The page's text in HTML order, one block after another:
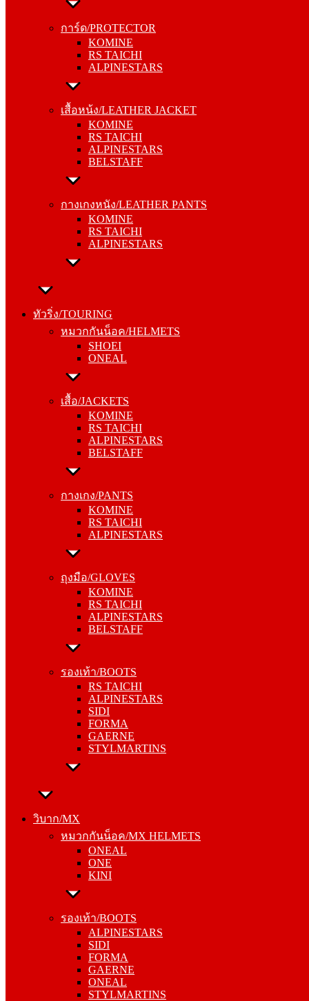
การ์ด/PROTECTOR
KOMINE
RS TAICHI
ALPINESTARS
เสื้อหน้ง/LEATHER JACKET
KOMINE
RS TAICHI
ALPINESTARS
BELSTAFF
กางเกงหนัง/LEATHER PANTS
KOMINE
RS TAICHI
ALPINESTARS
ทัวริ่ง/TOURING
หมวกกันน็อค/HELMETS
SHOEI
ONEAL
เสื้อ/JACKETS
KOMINE
RS TAICHI
ALPINESTARS
BELSTAFF
กางเกง/PANTS
KOMINE
RS TAICHI
ALPINESTARS
ถุงมือ/GLOVES
KOMINE
RS TAICHI
ALPINESTARS
BELSTAFF
รองเท้า/BOOTS
RS TAICHI
ALPINESTARS
SIDI
FORMA
GAERNE
STYLMARTINS
วิบาก/MX
หมวกกันน็อค/MX HELMETS
ONEAL
ONE
KINI
รองเท้า/BOOTS
ALPINESTARS
SIDI
FORMA
GAERNE
ONEAL
STYLMARTINS
การ์ด/PROTECTOR
RS TAICHI
ALPINESTARS
เสื้อหน้ง/LEATHER JACKET
RS TAICHI
ALPINESTARS
BELSTAFF
กางเกงหนัง/LEATHER PANTS
RS TAICHI
ALPINESTARS
ทัวริ่ง/TOURING
SHOEI
ONEAL
เสื้อ/JACKETS
RS TAICHI
ALPINESTARS
BELSTAFF
กางเกง/PANTS
RS TAICHI
ALPINESTARS
ถุงมือ/GLOVES
RS TAICHI
ALPINESTARS
BELSTAFF
รองเท้า/BOOTS
ALPINESTARS
SIDI
FORMA
GAERNE
STYLMARTINS
วิบาก/MX
ONE
KINI
รองเท้า/BOOTS
SIDI
FORMA
GAERNE
ONEAL
STYLMARTINS